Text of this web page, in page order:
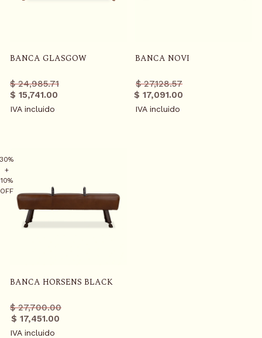
BANCA GLASGOW
Precio
regular
$ 24,985.71
$ 15,741.00
Precio
promo
IVA incluido
BANCA NOVI
Precio
regular
$ 27,128.57
$ 17,091.00
Precio
promo
IVA incluido
BANCA HORSENS BLACK
Precio
regular
$ 27,700.00
$ 17,451.00
Precio
promo
IVA incluido
30%
+
10%
OFF